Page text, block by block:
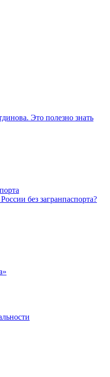
Это полезно знать
без загранпаспорта?